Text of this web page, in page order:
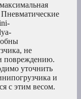
не
повреждению.
уточнить
и
с этим весом.